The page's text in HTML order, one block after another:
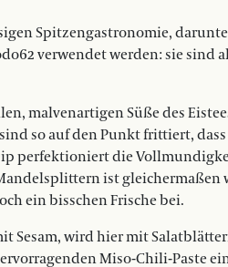
Spitzengastronomie,
verwendet werden: sie
malvenartigen Süße des
so auf den Punkt frittiert,
perfektioniert die
ist
ein bisschen Frische bei.
Sesam, wird hier mit
Miso-Chili-Paste